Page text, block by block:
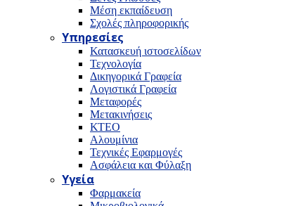
Μέση εκπαίδευση
Σχολές πληροφορικής
Υπηρεσίες
Κατασκευή ιστοσελίδων
Τεχνολογία
Δικηγορικά Γραφεία
Λογιστικά Γραφεία
Μεταφορές
Μετακινήσεις
ΚΤΕΟ
Αλουμίνια
Τεχνικές Εφαρμογές
Ασφάλεια και Φύλαξη
Υγεία
Φαρμακεία